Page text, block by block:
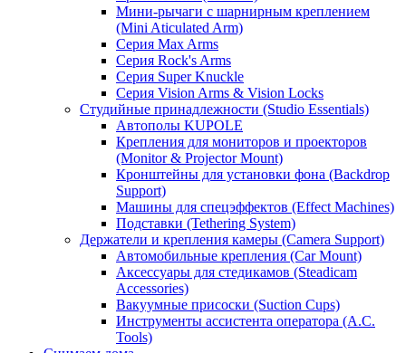
Мини-рычаги с шарнирным креплением
(Mini Aticulated Arm)
Серия Max Arms
Серия Rock's Arms
Серия Super Knuckle
Серия Vision Arms & Vision Locks
Студийные принадлежности (Studio Essentials)
Автополы KUPOLE
Крепления для мониторов и проекторов
(Monitor & Projector Mount)
Кронштейны для установки фона (Backdrop
Support)
Машины для спецэффектов (Effect Machines)
Подставки (Tethering System)
Держатели и крепления камеры (Camera Support)
Автомобильные крепления (Car Mount)
Аксессуары для стедикамов (Steadicam
Accessories)
Вакуумные присоски (Suction Cups)
Инструменты ассистента оператора (A.C.
Tools)